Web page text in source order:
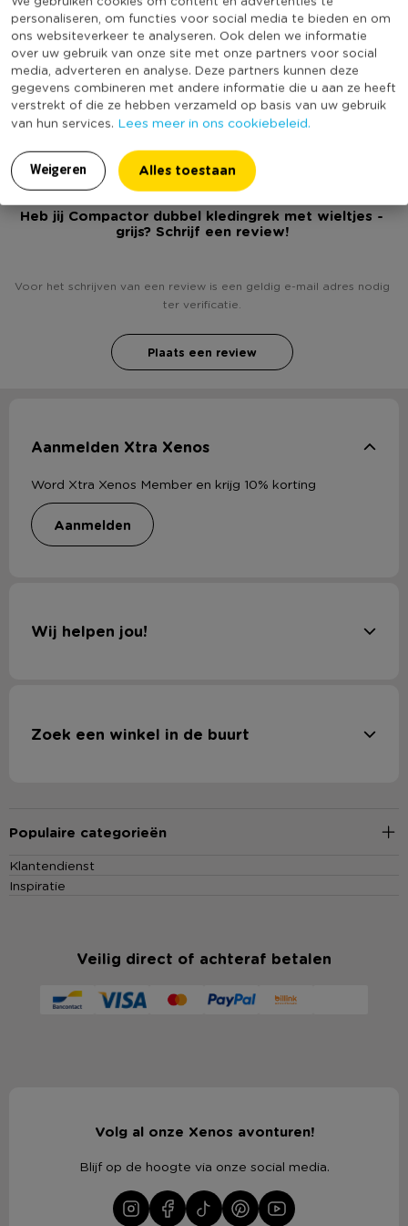
personaliseren, om functies voor social media te bieden en om
ons websiteverkeer te analyseren. Ook delen we informatie
over uw gebruik van onze site met onze partners voor social
media, adverteren en analyse. Deze partners kunnen deze
gegevens combineren met andere informatie die u aan ze heeft
verstrekt of die ze hebben verzameld op basis van uw gebruik
van hun services. Lees meer in ons cookiebeleid.
Weigeren Alles toestaan
Productlengte (cm)
83.5
Merk
Compactor
Met wielen
Ja
Duurzaamheidsscore
(Nog) geen score
bekend
Heb jij Compactor dubbel kledingrek met wieltjes -
grijs? Schrijf een review!
Voor het schrijven van een review is een geldig e-mail adres nodig
ter verificatie.
Plaats een review
Aanmelden Xtra Xenos
Word Xtra Xenos Member en krijg 10% korting
aanmelden
Wij helpen jou!
Zoek een winkel in de buurt
Populaire categorieën
Klantendienst
Inspiratie
Veilig direct of achteraf betalen
Volg al onze Xenos avonturen!
Blijf op de hoogte via onze social media.